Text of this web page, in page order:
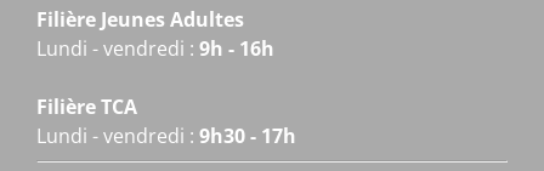
Filière Jeunes Adultes
Lundi - vendredi : 9h - 16h
Filière TCA
Lundi - vendredi : 9h30 - 17h